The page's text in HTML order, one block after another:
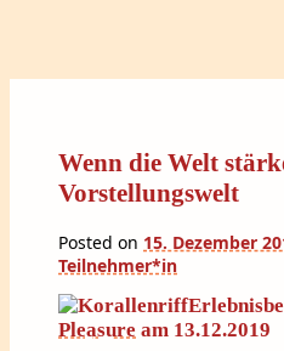
Wenn die Welt
Vorstellungswelt
Posted on 15. Dezember
Teilnehmer*in
Pleasure am 13.12.2019